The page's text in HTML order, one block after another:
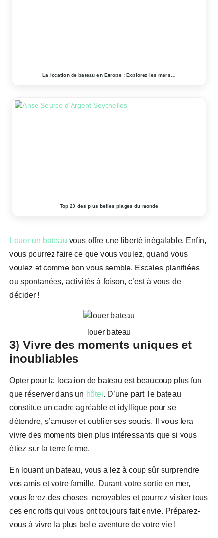
La location de bateau en Europe : Explorez les mers…
Top 20 des plus belles plages du monde
Louer un bateau vous offre une liberté inégalable. Enfin,
vous pourrez faire ce que vous voulez, quand vous
voulez et comme bon vous semble. Escales planifiées
ou spontanées, activités à foison, c’est à vous de
décider !
louer bateau
3) Vivre des moments uniques et
inoubliables
Opter pour la location de bateau est beaucoup plus fun
que réserver dans un hôtel . D’une part, le bateau
constitue un cadre agréable et idyllique pour se
détendre, s’amuser et oublier ses soucis. Il vous fera
vivre des moments bien plus intéressants que si vous
étiez sur la terre ferme.
En louant un bateau, vous allez à coup sûr surprendre
vos amis et votre famille. Durant votre sortie en mer,
vous ferez des choses incroyables et pourrez visiter tous
ces endroits qui vous ont toujours fait envie. Préparez-
vous à vivre la plus belle aventure de votre vie !